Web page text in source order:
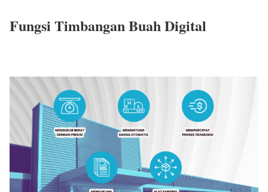
Fungsi Timbangan Buah Digital